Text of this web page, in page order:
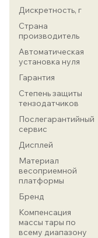
Дискретность, г
Страна
производитель
Автоматическая
установка нуля
Гарантия
Степень защиты
тензодатчиков
Послегарантийный
сервис
Дисплей
Материал
весоприемной
платформы
Бренд
Компенсация
массы тары по
всему диапазону